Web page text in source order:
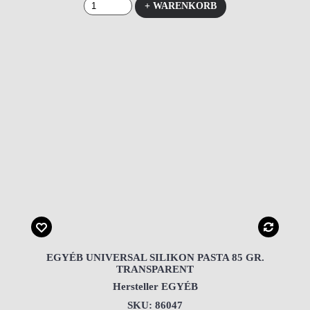
+ WARENKORB
EGYÉB UNIVERSAL SILIKON PASTA 85 GR.
TRANSPARENT
Hersteller EGYÉB
SKU: 86047